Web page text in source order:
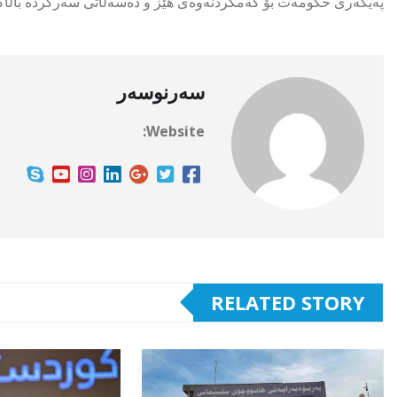
سەرنوسەر
Website:
RELATED STORY